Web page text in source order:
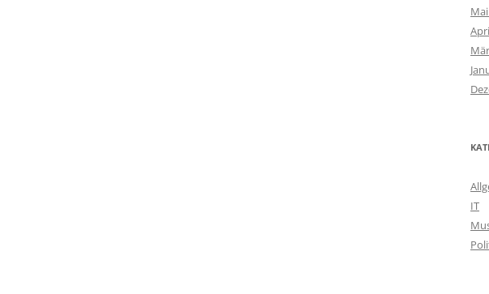
IT